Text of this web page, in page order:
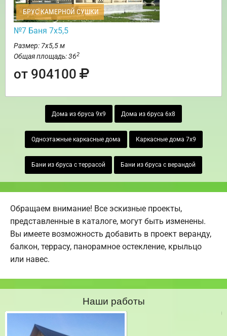
БРУС КАМЕРНОЙ СУШКИ
№7 Баня 7х5,5
Размер: 7х5,5 м
Общая площадь: 362
от 904100
Дома из бруса 9х9 Дома из бруса 6х8
Одноэтажные каркасные дома Каркасные дома 7х9
Бани из бруса с террасой Бани из бруса с верандой
Обращаем внимание! Все эскизные проекты,
представленные в каталоге, могут быть изменены.
Вы имеете возможность добавить в проект веранду,
балкон, террасу, панорамное остекление, крыльцо
или навес.
Наши работы